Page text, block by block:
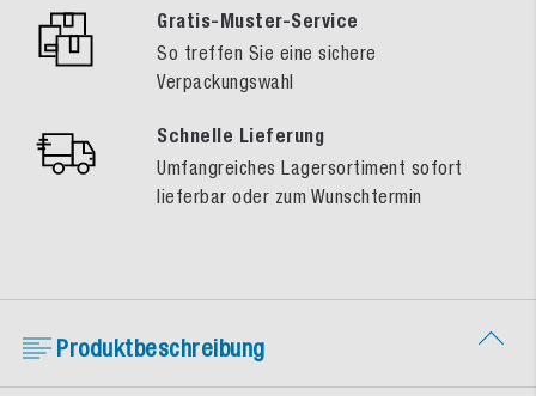
Gratis-Muster-Service
So treffen Sie eine sichere
Verpackungswahl
Schnelle Lieferung
Umfangreiches Lagersortiment sofort
lieferbar oder zum Wunschtermin
Produktbeschreibung